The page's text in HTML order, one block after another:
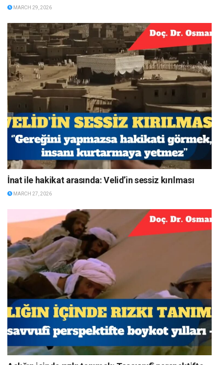
MARCH 29, 2026
İnat ile hakikat arasında: Velid’in sessiz kırılması
MARCH 27, 2026